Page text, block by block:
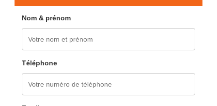
Nom & prénom
Téléphone